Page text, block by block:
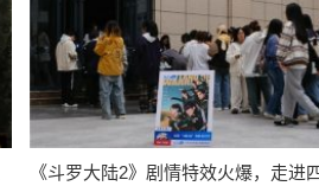
《斗罗大陆2》剧情特效火爆，走进